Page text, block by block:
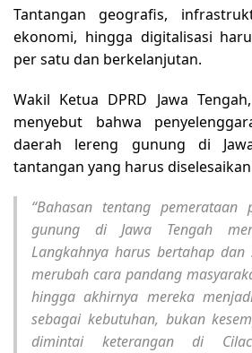
Tantangan geografis,
ekonomi, hingga digitalisasi
per satu dan berkelanjutan.
Wakil Ketua DPRD Jawa
menyebut bahwa
daerah lereng gunung di
tantangan yang harus
“Bahasan tentang pemerataan
gunung di Jawa Tengah
Langkahnya harus bertahap
merubah cara pandang
hingga akhirnya mereka
sebagai kebutuhan, bukan
dimintai keterangan di